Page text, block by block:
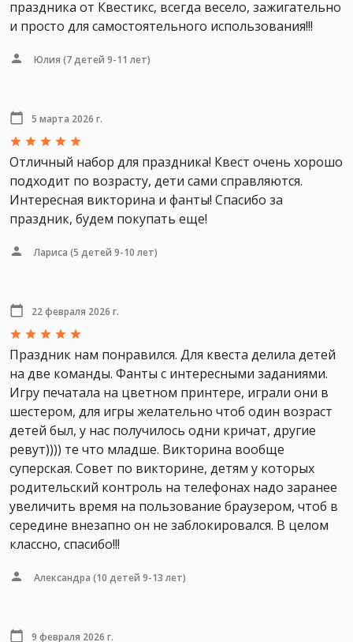
праздника от Квестикс, всегда весело, зажигательно
и просто для самостоятельного использования!!!
Юлия (7 детей 9-11 лет)
5 марта 2026 г.
Отличный набор для праздника! Квест очень хорошо
подходит по возрасту, дети сами справляются.
Интересная викторина и фанты! Спасибо за
праздник, будем покупать еще!
Лариса (5 детей 9-10 лет)
22 февраля 2026 г.
Праздник нам понравился. Для квеста делила детей
на две команды. Фанты с интересными заданиями.
Игру печатала на цветном принтере, играли они в
шестером, для игры желательно чтоб один возраст
детей был, у нас получилось одни кричат, другие
ревут)))) те что младше. Викторина вообще
суперская. Совет по викторине, детям у которых
родительский контроль на телефонах надо заранее
увеличить время на пользование браузером, чтоб в
середине внезапно он не заблокировался. В целом
классно, спасибо!!!
Александра (10 детей 9-13 лет)
9 февраля 2026 г.